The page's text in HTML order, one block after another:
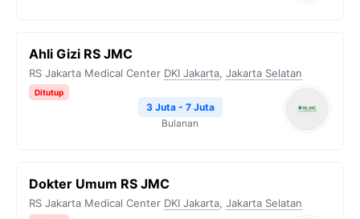
Ahli Gizi RS JMC
RS Jakarta Medical Center DKI Jakarta, Jakarta Selatan
Ditutup
3 Juta - 7 Juta
Bulanan
Dokter Umum RS JMC
RS Jakarta Medical Center DKI Jakarta, Jakarta Selatan